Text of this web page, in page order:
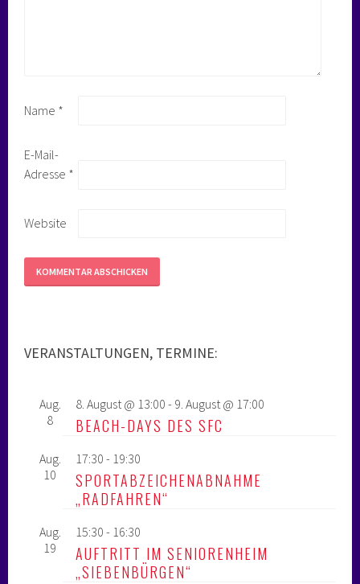
Name *
E-Mail-
Adresse *
Website
VERANSTALTUNGEN, TERMINE:
Aug.
8
8. August @ 13:00 - 9. August @ 17:00
BEACH-DAYS DES SFC
Aug.
10
17:30 - 19:30
SPORTABZEICHENABNAHME
„RADFAHREN“
Aug.
19
15:30 - 16:30
AUFTRITT IM SENIORENHEIM
„SIEBENBÜRGEN“